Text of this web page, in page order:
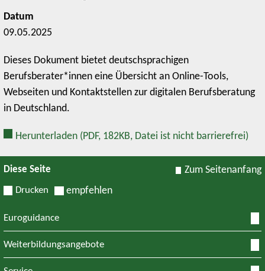
Datum
09.05.2025
Dieses Dokument bietet deutschsprachigen
Berufsberater*innen eine Übersicht an Online-Tools,
Webseiten und Kontaktstellen zur digitalen Berufsberatung
in Deutschland.
Herunterladen (PDF, 182KB, Datei ist nicht barrierefrei)
Diese Seite
Drucken empfehlen
Zum Seitenanfang
Euroguidance
Weiterbildungsangebote